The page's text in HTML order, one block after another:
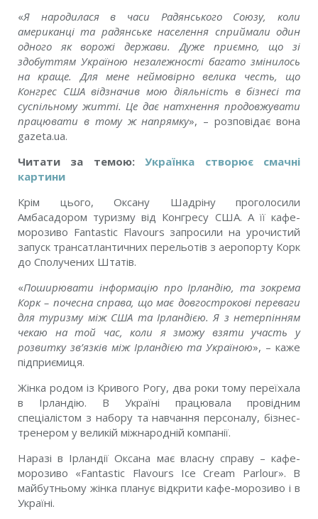
«Я народилася в часи Радянського Союзу, коли
американці та радянське населення сприймали один
одного як ворожі держави. Дуже приємно, що зі
здобуттям Україною незалежності багато змінилось
на краще. Для мене неймовірно велика честь, що
Конгрес США відзначив мою діяльність в бізнесі та
суспільному житті. Це дає натхнення продовжувати
працювати в тому ж напрямку», – розповідає вона
gazeta.ua.
Читати за темою:Українка створює смачні
картини
Крім цього, Оксану Шадріну проголосили
Амбасадором туризму від Конгресу США. А її кафе-
морозиво Fantastic Flavours запросили на урочистий
запуск трансатлантичних перельотів з аеропорту Корк
до Сполучених Штатів.
«Поширювати інформацію про Ірландію, та зокрема
Корк – почесна справа, що має довгострокові переваги
для туризму між США та Ірландією. Я з нетерпінням
чекаю на той час, коли я зможу взяти участь у
розвитку зв’язків між Ірландією та Україною», – каже
підприємиця.
Жінка родом із Кривого Рогу, два роки тому переїхала
в Ірландію. В Україні працювала провідним
спеціалістом з набору та навчання персоналу, бізнес-
тренером у великій міжнародній компанії.
Наразі в Ірландії Оксана має власну справу – кафе-
морозиво «Fantastic Flavours Ice Cream Parlour». В
майбутньому жінка планує відкрити кафе-морозиво і в
Україні.